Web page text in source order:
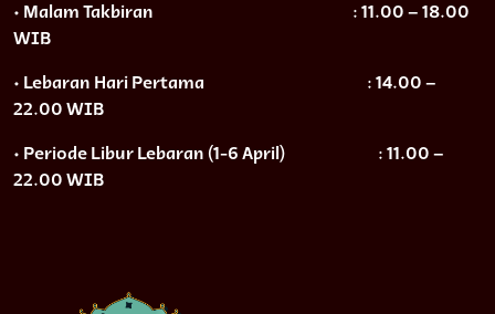
• Malam Takbiran
: 11.00 – 18.00
WIB
• Lebaran Hari Pertama
: 14.00 –
22.00 WIB
• Periode Libur Lebaran (1-6 April)
: 11.00 –
22.00 WIB